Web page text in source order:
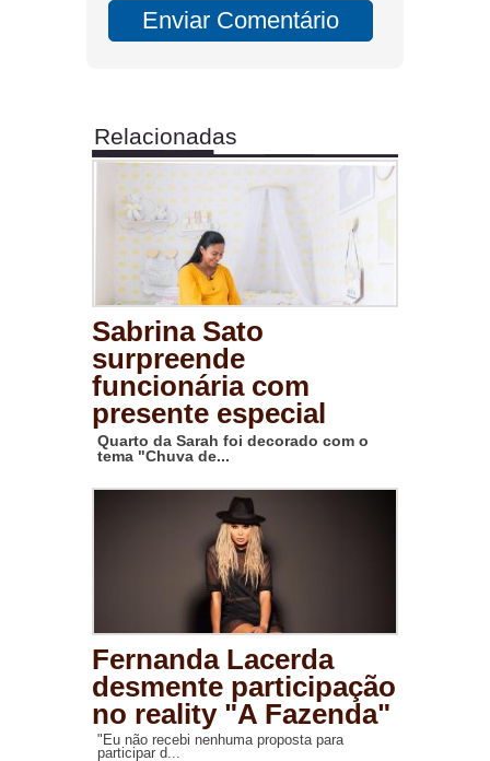
Relacionadas
Sabrina Sato
surpreende
funcionária com
presente especial
Quarto da Sarah foi decorado com o
tema "Chuva de...
Fernanda Lacerda
desmente participação
no reality "A Fazenda"
"Eu não recebi nenhuma proposta para
participar d...